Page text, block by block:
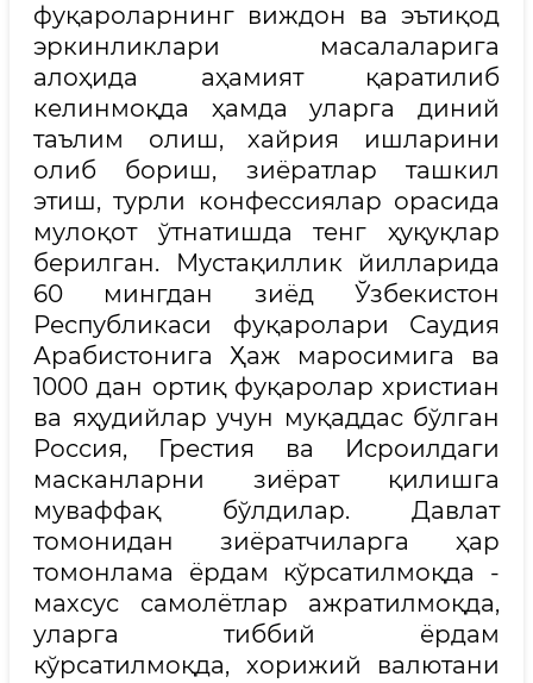
фуқароларнинг виждон ва эътиқод
эркинликлари масалаларига
алоҳида аҳамият қаратилиб
келинмоқда ҳамда уларга диний
таълим олиш, хайрия ишларини
олиб бориш, зиёратлар ташкил
этиш, турли конфессиялар орасида
мулоқот ўтнатишда тенг ҳуқуқлар
берилган. Мустақиллик йилларида
60 мингдан зиёд Ўзбекистон
Республикаси фуқаролари Саудия
Арабистонига Ҳаж маросимига ва
1000 дан ортиқ фуқаролар христиан
ва яҳудийлар учун муқаддас бўлган
Россия, Грестия ва Исроилдаги
масканларни зиёрат қилишга
муваффақ бўлдилар. Давлат
томонидан зиёратчиларга ҳар
томонлама ёрдам кўрсатилмоқда -
махсус самолётлар ажратилмоқда,
уларга тиббий ёрдам
кўрсатилмоқда, хорижий валютани